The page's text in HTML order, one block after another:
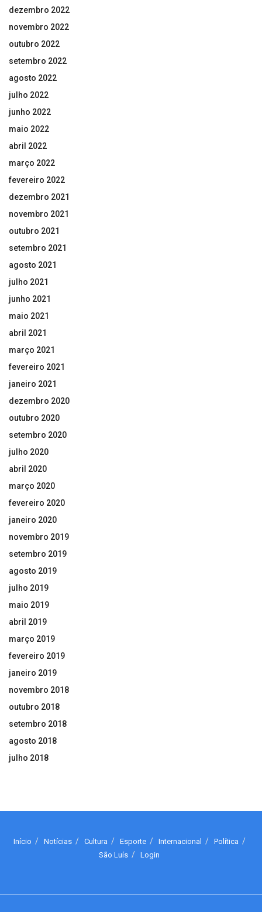
dezembro 2022
novembro 2022
outubro 2022
setembro 2022
agosto 2022
julho 2022
junho 2022
maio 2022
abril 2022
março 2022
fevereiro 2022
dezembro 2021
novembro 2021
outubro 2021
setembro 2021
agosto 2021
julho 2021
junho 2021
maio 2021
abril 2021
março 2021
fevereiro 2021
janeiro 2021
dezembro 2020
outubro 2020
setembro 2020
julho 2020
abril 2020
março 2020
fevereiro 2020
janeiro 2020
novembro 2019
setembro 2019
agosto 2019
julho 2019
maio 2019
abril 2019
março 2019
fevereiro 2019
janeiro 2019
novembro 2018
outubro 2018
setembro 2018
agosto 2018
julho 2018
Início Notícias Cultura Esporte Internacional
Política
São Luís
Login